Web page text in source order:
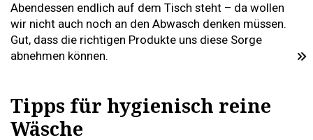
Abendessen endlich auf dem Tisch steht – da wollen
wir nicht auch noch an den Abwasch denken müssen.
Gut, dass die richtigen Produkte uns diese Sorge
abnehmen können.
Tipps für hygienisch reine
Wäsche